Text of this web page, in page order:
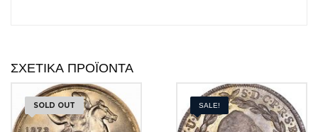
ΣΧΕΤΙΚΆ ΠΡΟΪΌΝΤΑ
SOLD OUT SALE!